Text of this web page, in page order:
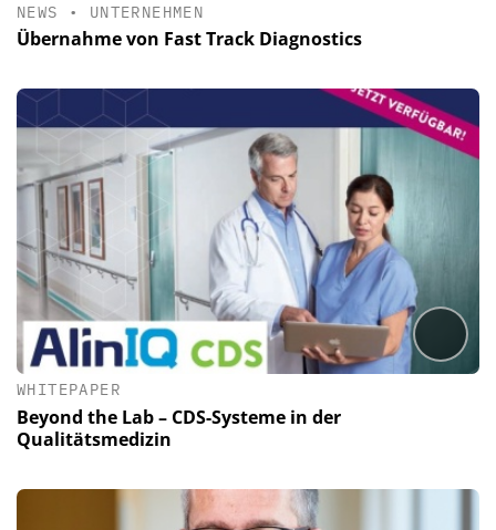
NEWS • UNTERNEHMEN
Übernahme von Fast Track Diagnostics
WHITEPAPER
Beyond the Lab – CDS-Systeme in der
Qualitätsmedizin